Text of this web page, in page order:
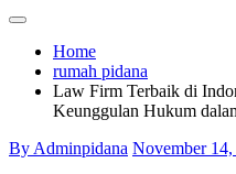
Home
rumah pidana
Law Firm Terbaik di
Keunggulan Hukum
By Adminpidana November